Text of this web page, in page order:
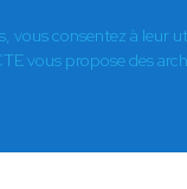
vous consentez à leur
vous propose des